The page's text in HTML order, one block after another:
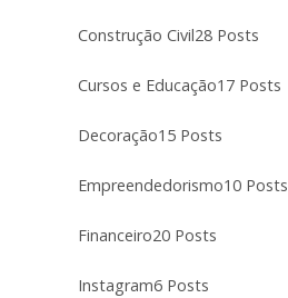
Construção Civil28 Posts
Cursos e Educação17 Posts
Decoração15 Posts
Empreendedorismo10 Posts
Financeiro20 Posts
Instagram6 Posts